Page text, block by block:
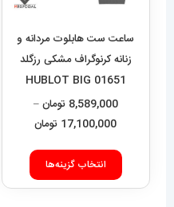
ساعت ست هابلوت مردانه و
زنانه کرنوگراف مشکی رزگلد
01651 HUBLOT BIG
BANG
8,589,000 تومان–
17,100,000 تومانمحدوده
تا
انتخاب گزینه‌ها
این
محصول